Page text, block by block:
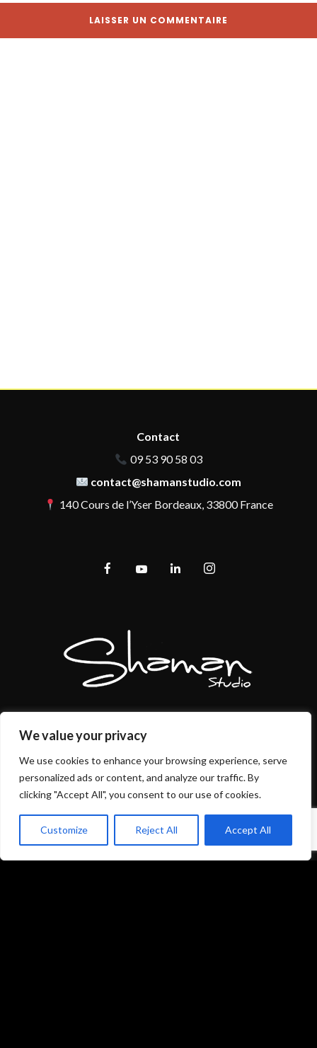
We value your privacy
We use cookies to enhance your browsing experience, serve
personalized ads or content, and analyze our traffic. By
clicking "Accept All", you consent to our use of cookies.
Customize Reject All Accept All
Contact
09 53 90 58 03
contact@shamanstudio.com
140 Cours de l’Yser Bordeaux, 33800 France
CGU/CGV